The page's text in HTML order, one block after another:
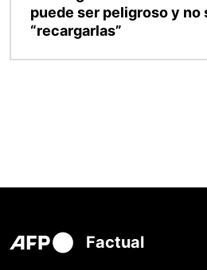
puede ser peligroso y no
“recargarlas”
Factual